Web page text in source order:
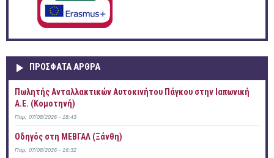
ΠΡOΣΦΑΤΑ AΡΘΡΑ
Πωλητής Ανταλλακτικών Αυτοκινήτου Πάγκου στην Ιαπωνική
Α.Ε. (Κομοτηνή)
Παρ, 07/08/2026 - 18:43
Οδηγός στη ΜΕΒΓΑΛ (Ξάνθη)
Παρ, 07/08/2026 - 16:32